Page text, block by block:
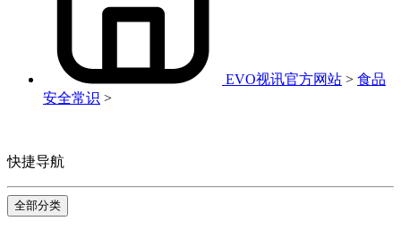
EVO视讯官方网站 > 食品
安全常识 >
快捷导航
全部分类